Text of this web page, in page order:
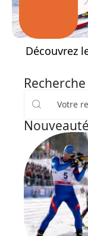
Découvrez
Recherche